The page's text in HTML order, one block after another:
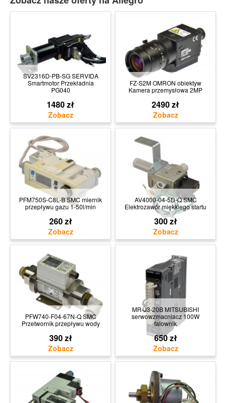
SV2316D-PB-SG SERVIDA
Smartmotor Przekładnia
PG040
1480 zł
FZ-S2M OMRON obiektyw
Kamera przemysłowa 2MP
2490 zł
PFM750S-C8L-B SMC miernik
przepływu gazu 1-50l/min
260 zł
AV4000-04-5D-Q SMC
Elektrozawór miękkiego startu
300 zł
PFW740-F04-67N-Q SMC
Przetwornik przepływu wody
390 zł
MR-J3-20B MITSUBISHI
serwowzmacniacz 100W
falownik
650 zł